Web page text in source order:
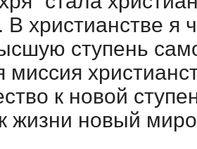
В христианстве
ступень
миссия
к новой
жизни новый